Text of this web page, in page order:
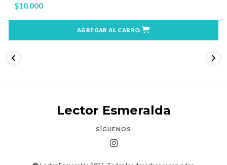
$10.000
AGREGAR AL CARRO
Lector Esmeralda
SÍGUENOS